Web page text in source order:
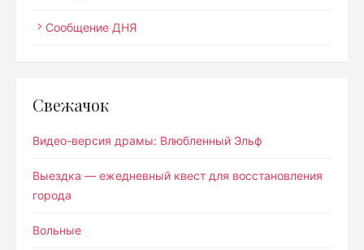
Сообщение ДНЯ
Свежачок
Видео-версия драмы: Влюбленный Эльф
Выездка — ежедневный квест для восстановления
города
Вольные